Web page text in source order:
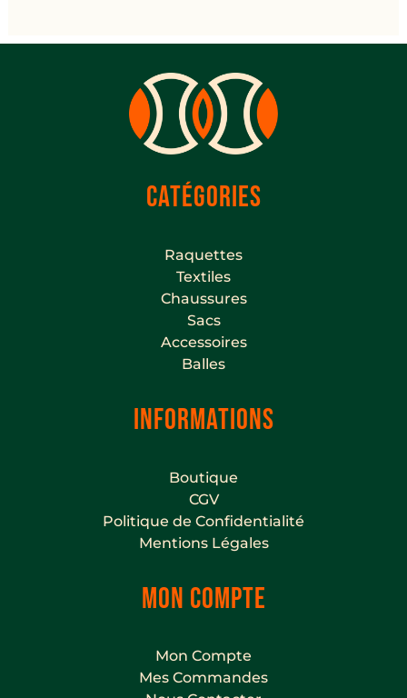
CATÉGORIES
Raquettes
Textiles
Chaussures
Sacs
Accessoires
Balles
INFORMATIONS
Boutique
CGV
Politique de Confidentialité
Mentions Légales
MON COMPTE
Mon Compte
Mes Commandes